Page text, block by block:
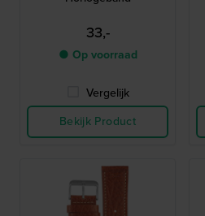
33,-
● Op voorraad
Vergelijk
Bekijk Product